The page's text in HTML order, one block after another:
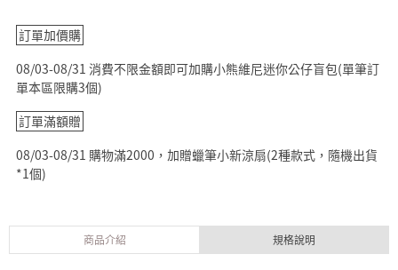
訂單加價購
08/03-08/31 消費不限金額即可加購小熊維尼迷你公仔盲包(單筆訂
單本區限購3個)
訂單滿額贈
08/03-08/31 購物滿2000，加贈蠟筆小新涼扇(2種款式，隨機出貨
*1個)
商品介紹 規格說明